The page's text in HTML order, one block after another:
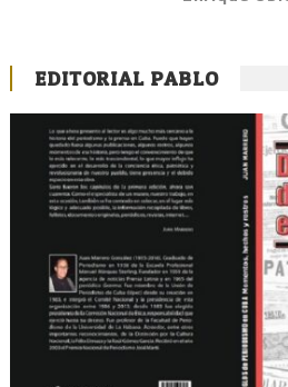
EDITORIAL PABLO